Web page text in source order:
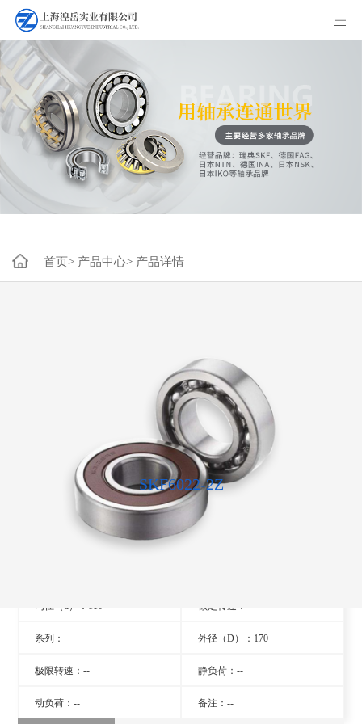
首页> 产品中心> 产品详情
SKF6022-2Z
内径（d）：110 额定转速：- -
系列： 外径（D）：170
极限转速：-- 静负荷：--
动负荷：-- 备注：--